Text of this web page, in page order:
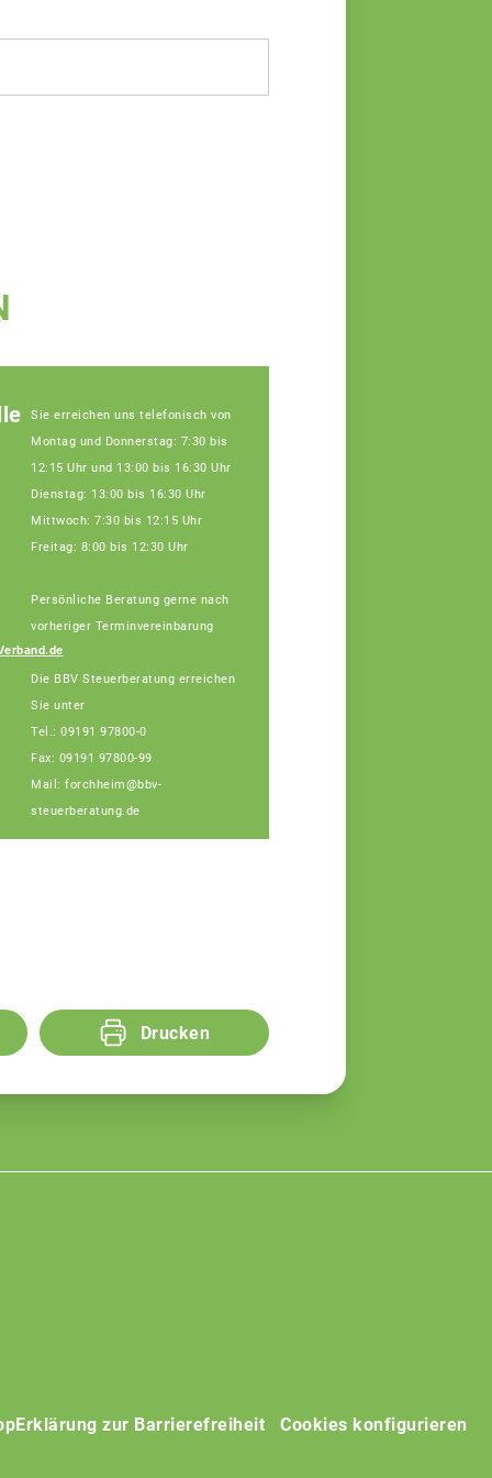
Sie erreichen uns telefonisch von
Montag und Donnerstag: 7:30 bis
12:15 Uhr und 13:00 bis 16:30 Uhr
Dienstag: 13:00 bis 16:30 Uhr
Mittwoch: 7:30 bis 12:15 Uhr
Freitag: 8:00 bis 12:30 Uhr
Persönliche Beratung gerne nach
vorheriger Terminvereinbarung
Die BBV Steuerberatung erreichen
Sie unter
Tel.: 09191 97800-0
Fax: 09191 97800-99
Mail: forchheim@bbv-
steuerberatung.de
Drucken
Erklärung zur Barrierefreiheit Cookies konfigurieren